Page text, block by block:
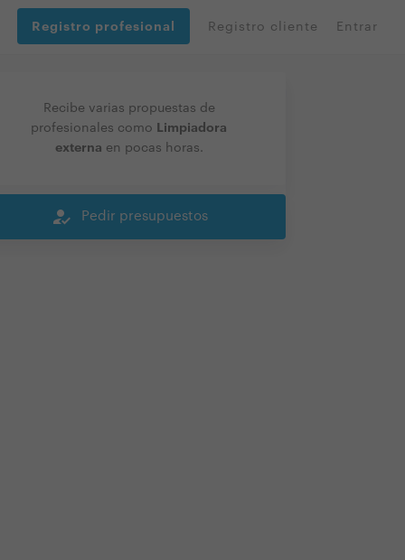
Registro profesional Registro cliente Entrar
Recibe varias propuestas de
profesionales como
Limpiadora
externa en pocas horas.
how_to_reg Pedir presupuestos